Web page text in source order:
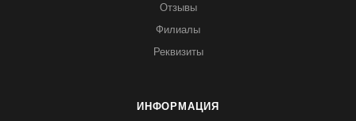
Отзывы
Филиалы
Реквизиты
ИНФОРМАЦИЯ